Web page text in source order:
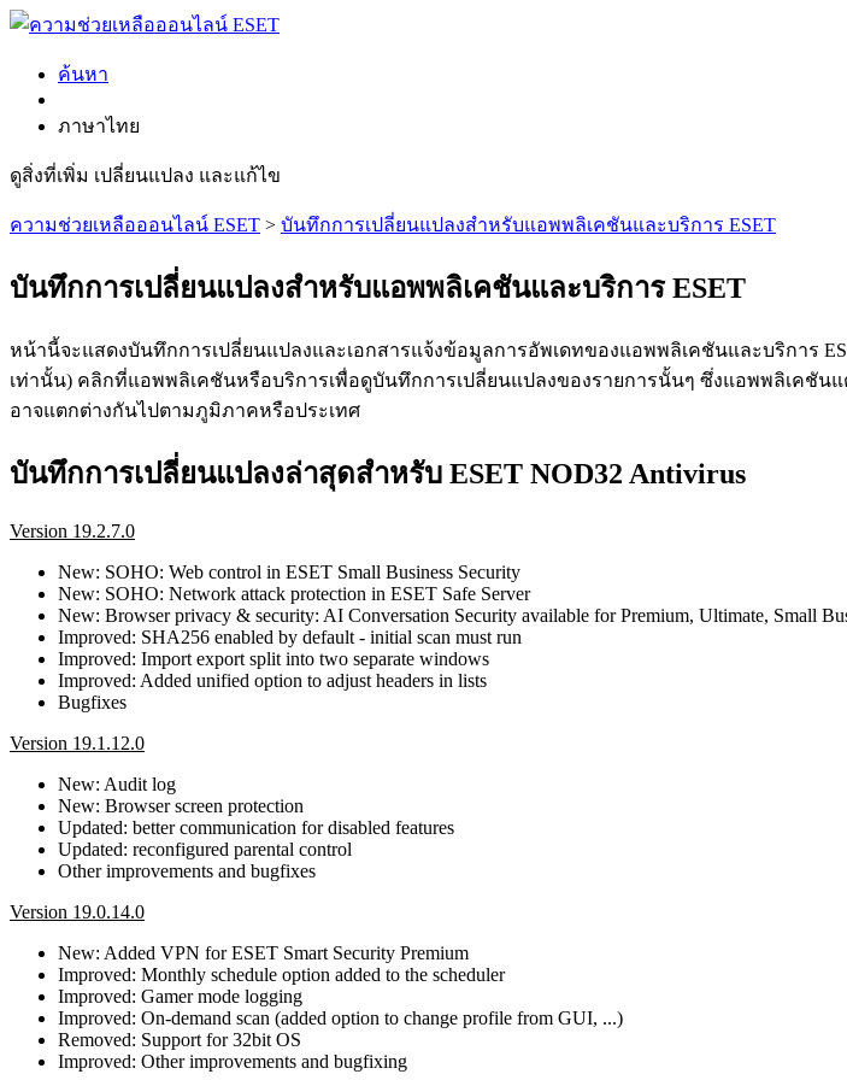
ค้นหา
ภาษาไทย
ดูสิ่งที่เพิ่ม เปลี่ยนแปลง และแก้ไข
ความช่วยเหลือออนไลน์ ESET > บันทึกการเปลี่ยนแปลงสำหรับแอพพลิเคชันและบริการ ESET
บันทึกการเปลี่ยนแปลงสำหรับแอพพลิเคชันและบริการ ESET
หน้านี้จะแสดงบันทึกการเปลี่ยนแปลงและเอกสารแจ้งข้อมูลการอัพเดทของแอพพลิเคชันและบริการ
เท่านั้น) คลิกที่แอพพลิเคชันหรือบริการเพื่อดูบันทึกการเปลี่ยนแปลงของรายการนั้นๆ ซึ่งแอพพลิเคชัน
อาจแตกต่างกันไปตามภูมิภาคหรือประเทศ
บันทึกการเปลี่ยนแปลงล่าสุดสำหรับ ESET NOD32 Antivirus
Version 19.2.7.0
New: SOHO: Web control in ESET Small Business Security
New: SOHO: Network attack protection in ESET Safe Server
New: Browser privacy & security: AI Conversation Security available for Premium, Ultimate, Small
Improved: SHA256 enabled by default - initial scan must run
Improved: Import export split into two separate windows
Improved: Added unified option to adjust headers in lists
Bugfixes
Version 19.1.12.0
New: Audit log
New: Browser screen protection
Updated: better communication for disabled features
Updated: reconfigured parental control
Other improvements and bugfixes
Version 19.0.14.0
New: Added VPN for ESET Smart Security Premium
Improved: Monthly schedule option added to the scheduler
Improved: Gamer mode logging
Improved: On-demand scan (added option to change profile from GUI, ...)
Removed: Support for 32bit OS
Improved: Other improvements and bugfixing